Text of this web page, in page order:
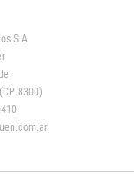
S.A
8300)